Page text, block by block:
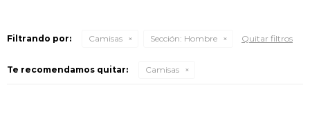
Filtrando por: Camisas Sección: Hombre Quitar filtros
Te recomendamos quitar: Camisas